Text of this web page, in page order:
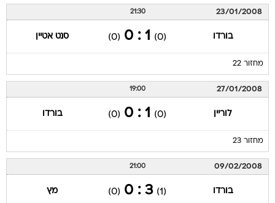
23/01/2008
21:30
בורדו (0)
1 : 0
(0) סנט אטיין
מחזור 22
27/01/2008
19:00
לוריין (0)
1 : 0
(0) בורדו
מחזור 23
09/02/2008
21:00
בורדו (1)
3 : 0
(0) מץ